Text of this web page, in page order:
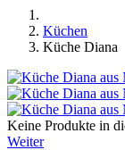
Küchen
Küche Diana
Keine Produkte in
Weiter